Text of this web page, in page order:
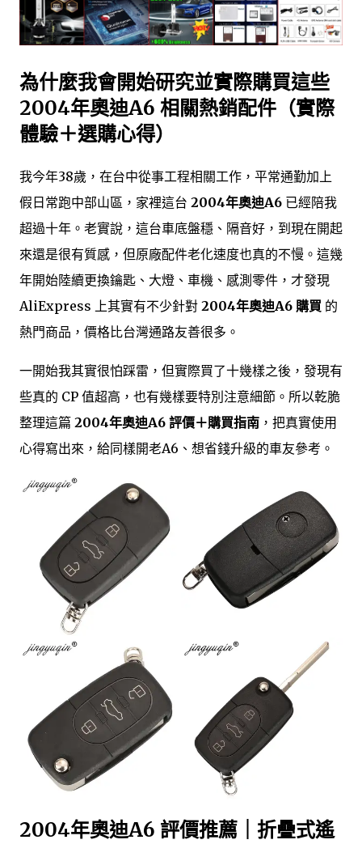
為什麼我會開始研究並實際購買這些
2004年奧迪A6 相關熱銷配件（實際
體驗＋選購心得）
我今年38歲，在台中從事工程相關工作，平常通勤加上
假日常跑中部山區，家裡這台 2004年奧迪A6 已經陪我
超過十年。老實說，這台車底盤穩、隔音好，到現在開起
來還是很有質感，但原廠配件老化速度也真的不慢。這幾
年開始陸續更換鑰匙、大燈、車機、感測零件，才發現
AliExpress 上其實有不少針對 2004年奧迪A6 購買 的
熱門商品，價格比台灣通路友善很多。
一開始我其實很怕踩雷，但實際買了十幾樣之後，發現有
些真的 CP 值超高，也有幾樣要特別注意細節。所以乾脆
整理這篇 2004年奧迪A6 評價＋購買指南 ，把真實使用
心得寫出來，給同樣開老A6、想省錢升級的車友參考。
2004年奧迪A6 評價推薦｜折疊式遙